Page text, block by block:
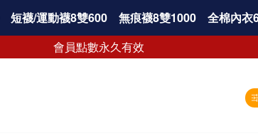
短襪/運動襪8雙600 無痕襪8雙1000 全棉內衣
會員點數永久有效